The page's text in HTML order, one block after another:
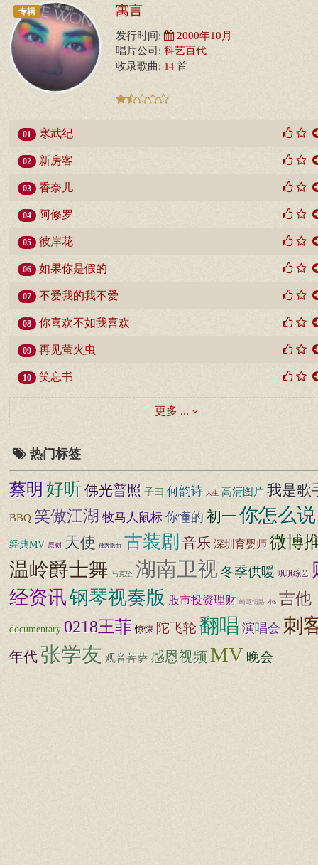
专辑 寓言
发行时间: 2000年10月
唱片公司: 科艺百代
收录歌曲: 14 首
01 寒武纪
02 新房客
03 香奈儿
04 阿修罗
05 彼岸花
06 如果你是假的
07 不爱我的我不爱
08 你喜欢不如我喜欢
09 再见萤火虫
10 笑忘书
更多 ...
热门标签
蔡明 好听佛光普照 子曰 何韵诗 人生 高清图片 我是歌
BBQ 笑傲江湖 牧马人鼠标 你懂的 初一你怎么说
经典MV 原创 天使 佛教歌曲 古装剧 音乐 深圳育婴师 微博
温岭爵士舞 马克坚 湖南卫视冬季供暖 琪琪综艺
经资讯钢琴视奏版 股市投资理财 崎岖情路 小S 吉他
documentary 0218王菲 惊悚 陀飞轮翻唱 演唱会 刺
年代张学友 观音菩萨 感恩视频MV 晚会